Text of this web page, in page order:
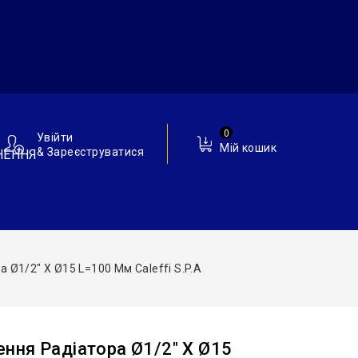
Мій кошик
0
Увійти
& Зареєструватися
Ø1/2″ Х Ø15 L=100 Мм Caleffi S.p.a
Радіатора Ø1/2″ Х Ø15